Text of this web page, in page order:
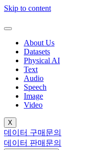
Skip to content
About Us
Datasets
Physical AI
Text
Audio
Speech
Image
Video
X
데이터 구매문의
데이터 판매문의